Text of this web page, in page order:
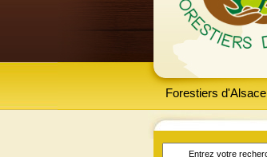
Forestiers d'Alsace